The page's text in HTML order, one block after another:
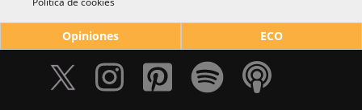
Opiniones ECO